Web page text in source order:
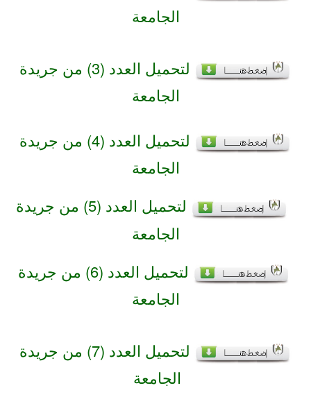
الجامعة
لتحميل العدد (3) من جريدة
الجامعة
لتحميل العدد (4) من جريدة
الجامعة
لتحميل العدد (5) من جريدة
الجامعة
لتحميل العدد (6) من جريدة
الجامعة
لتحميل العدد (7) من جريدة
الجامعة